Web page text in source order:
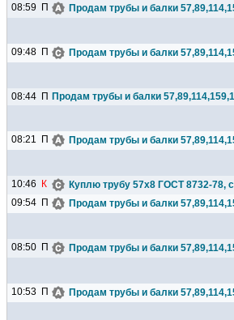
08:59 П Продам трубы и балки
09:48 П Продам трубы и балки
08:44 П Продам трубы и балки
08:21 П Продам трубы и балки
10:46 К Куплю трубу 57х8 ГОСТ 8732-78,
09:54 П Продам трубы и балки
08:50 П Продам трубы и балки
10:53 П Продам трубы и балки